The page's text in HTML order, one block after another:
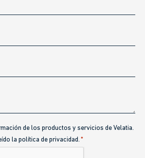
de los productos y servicios de Velatia.
la política de privacidad. *